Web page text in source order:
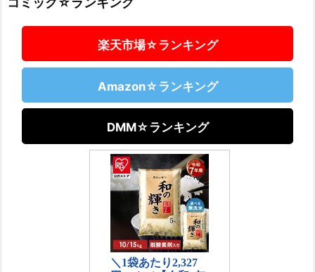
楽天市場☆ランキング
Amazon☆ランキング
DMM☆ランキング